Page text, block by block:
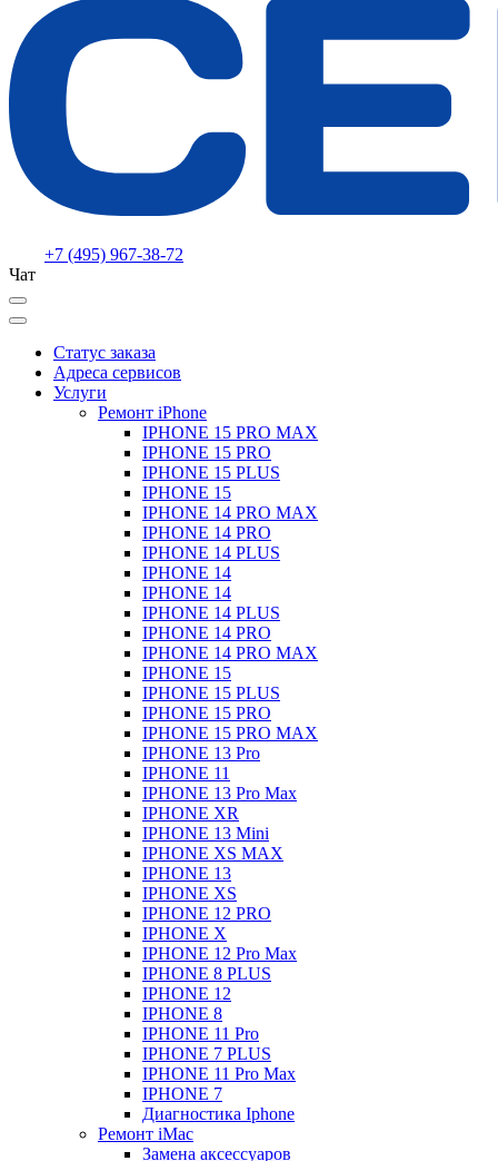
+7 (495) 967-38-72
Чат
Статус заказа
Адреса сервисов
Услуги
Ремонт iPhone
IPHONE 15 PRO MAX
IPHONE 15 PRO
IPHONE 15 PLUS
IPHONE 15
IPHONE 14 PRO MAX
IPHONE 14 PRO
IPHONE 14 PLUS
IPHONE 14
IPHONE 14
IPHONE 14 PLUS
IPHONE 14 PRO
IPHONE 14 PRO MAX
IPHONE 15
IPHONE 15 PLUS
IPHONE 15 PRO
IPHONE 15 PRO MAX
IPHONE 13 Pro
IPHONE 11
IPHONE 13 Pro Max
IPHONE XR
IPHONE 13 Mini
IPHONE XS MAX
IPHONE 13
IPHONE XS
IPHONE 12 PRO
IPHONE X
IPHONE 12 Pro Max
IPHONE 8 PLUS
IPHONE 12
IPHONE 8
IPHONE 11 Pro
IPHONE 7 PLUS
IPHONE 11 Pro Max
IPHONE 7
Диагностика Iphone
Ремонт iMac
Замена аксессуаров